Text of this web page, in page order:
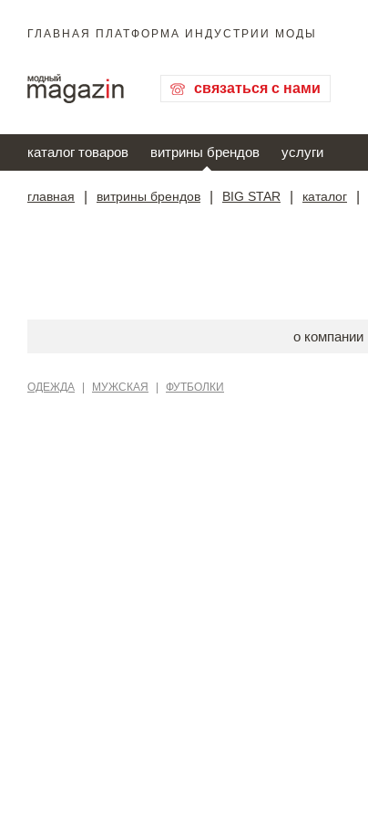
ГЛАВНАЯ ПЛАТФОРМА ИНДУСТРИИ МОДЫ
связаться с нами
каталог товаров витрины брендов услуги
главная витрины брендов BIG STAR каталог
о компании
ОДЕЖДА МУЖСКАЯ ФУТБОЛКИ